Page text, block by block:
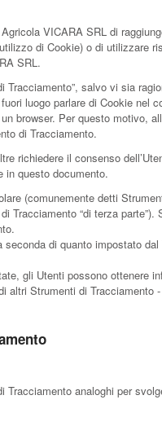
VICARA SRL di
di Cookie) o di utilizzare
SRL.
salvo vi sia
luogo parlare di Cookie nel
browser. Per questo motivo,
di Tracciamento.
richiedere il consenso
in questo documento.
(comunemente detti
“di terza
di quanto impostato
gli Utenti possono ottenere
altri Strumenti di Tracciamento
analoghi per